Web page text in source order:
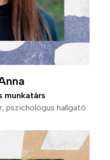
munkatárs
pszichológus hallgató